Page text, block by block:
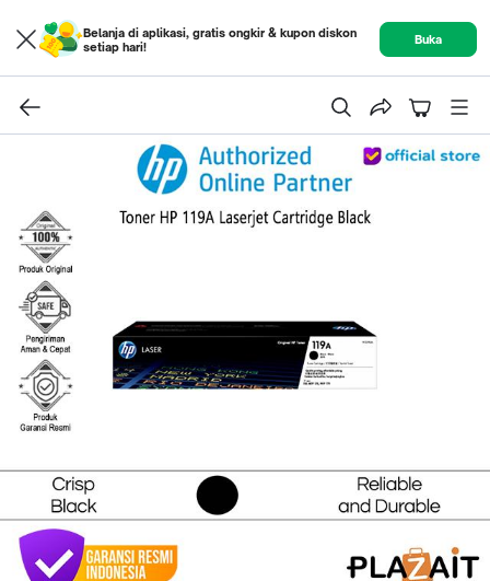
Belanja di aplikasi, gratis ongkir & kupon diskon
setiap hari!
Buka